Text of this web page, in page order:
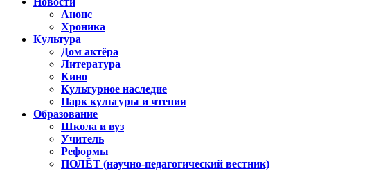
Анонс
Хроника
Культура
Дом актёра
Литература
Кино
Культурное наследие
Парк культуры и чтения
Образование
Школа и вуз
Учитель
Реформы
ПОЛЁТ (научно-педагогический вестник)